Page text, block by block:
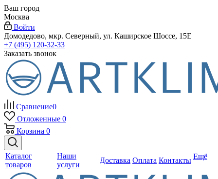
Ваш город
Москва
Войти
Домодедово, мкр. Северный, ул. Каширское Шоссе, 15Е
+7 (495) 120-32-33
Заказать звонок
Сравнение0
Отложенные 0
Корзина 0
Каталог
товаров
Наши
услуги
Доставка Оплата Контакты Ещё